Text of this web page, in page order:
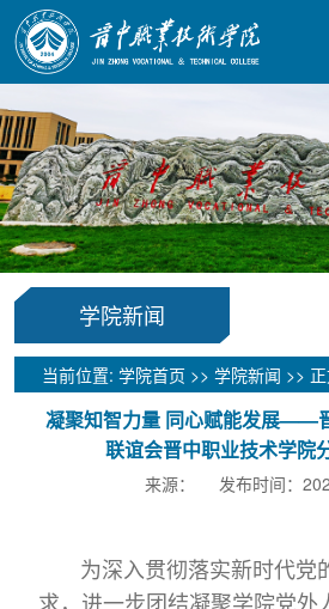
学院新闻
当前位置: 学院首页 >> 学院新闻 >>
凝聚知智力量 同心赋能发展——
联谊会晋中职业技术学院
来源： 发布时间：
为深入贯彻落实新时代党
求，进一步团结凝聚学院党外